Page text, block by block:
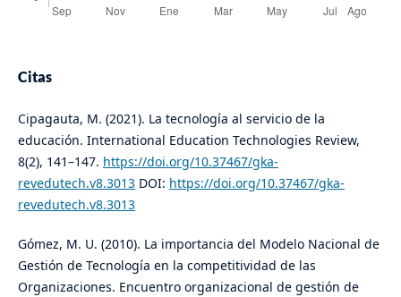
Citas
Cipagauta, M. (2021). La tecnología al servicio de la
educación. International Education Technologies Review,
8(2), 141–147. https://doi.org/10.37467/gka-
revedutech.v8.3013DOI: https://doi.org/10.37467/gka-
revedutech.v8.3013
Gómez, M. U. (2010). La importancia del Modelo Nacional de
Gestión de Tecnología en la competitividad de las
Organizaciones. Encuentro organizacional de gestión de